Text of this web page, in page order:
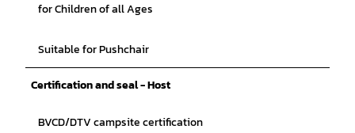
for Children of all Ages
Suitable for Pushchair
Certification and seal - Host
BVCD/DTV campsite certification